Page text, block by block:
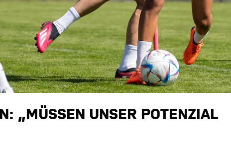
„MÜSSEN UNSER POTENZIAL